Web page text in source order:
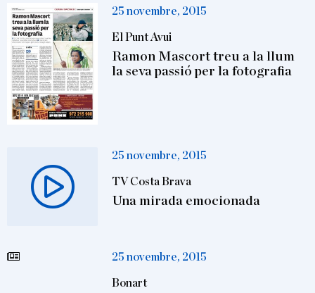
25 novembre, 2015
El Punt Avui
Ramon Mascort treu a la llum
la seva passió per la fotografia
25 novembre, 2015
TV Costa Brava
Una mirada emocionada
25 novembre, 2015
Bonart